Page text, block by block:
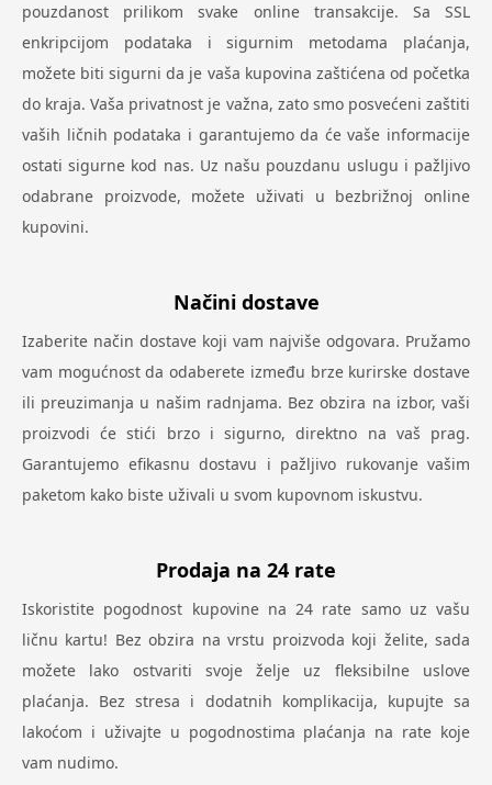
pouzdanost prilikom svake online transakcije. Sa SSL
enkripcijom podataka i sigurnim metodama plaćanja,
možete biti sigurni da je vaša kupovina zaštićena od početka
do kraja. Vaša privatnost je važna, zato smo posvećeni zaštiti
vaših ličnih podataka i garantujemo da će vaše informacije
ostati sigurne kod nas. Uz našu pouzdanu uslugu i pažljivo
odabrane proizvode, možete uživati u bezbrižnoj online
kupovini.
Načini dostave
Izaberite način dostave koji vam najviše odgovara. Pružamo
vam mogućnost da odaberete između brze kurirske dostave
ili preuzimanja u našim radnjama. Bez obzira na izbor, vaši
proizvodi će stići brzo i sigurno, direktno na vaš prag.
Garantujemo efikasnu dostavu i pažljivo rukovanje vašim
paketom kako biste uživali u svom kupovnom iskustvu.
Prodaja na 24 rate
Iskoristite pogodnost kupovine na 24 rate samo uz vašu
ličnu kartu! Bez obzira na vrstu proizvoda koji želite, sada
možete lako ostvariti svoje želje uz fleksibilne uslove
plaćanja. Bez stresa i dodatnih komplikacija, kupujte sa
lakoćom i uživajte u pogodnostima plaćanja na rate koje
vam nudimo.